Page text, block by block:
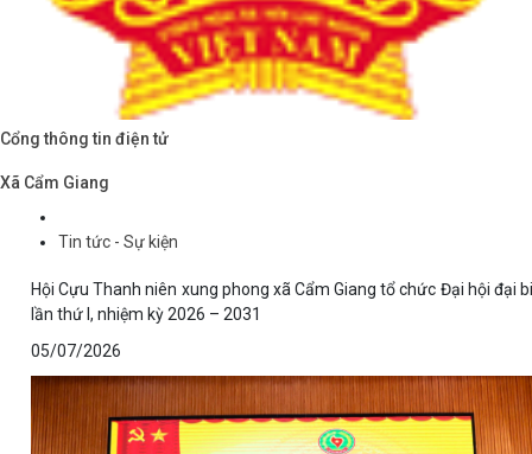
Cổng thông tin điện tử
Xã Cẩm Giang
Tin tức - Sự kiện
Hội Cựu Thanh niên xung phong xã Cẩm Giang tổ chức Đại hội đại
lần thứ I, nhiệm kỳ 2026 – 2031
05/07/2026